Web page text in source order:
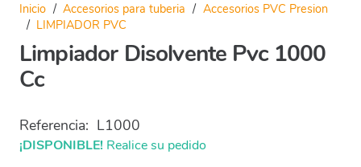
Inicio / Accesorios para tuberia / Accesorios PVC Presion
/ LIMPIADOR PVC
Limpiador Disolvente Pvc 1000
Cc
Referencia: L1000
¡DISPONIBLE! Realice su pedido